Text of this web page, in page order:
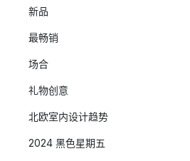
新品
最畅销
场合
礼物创意
北欧室内设计趋势
2024 黑色星期五